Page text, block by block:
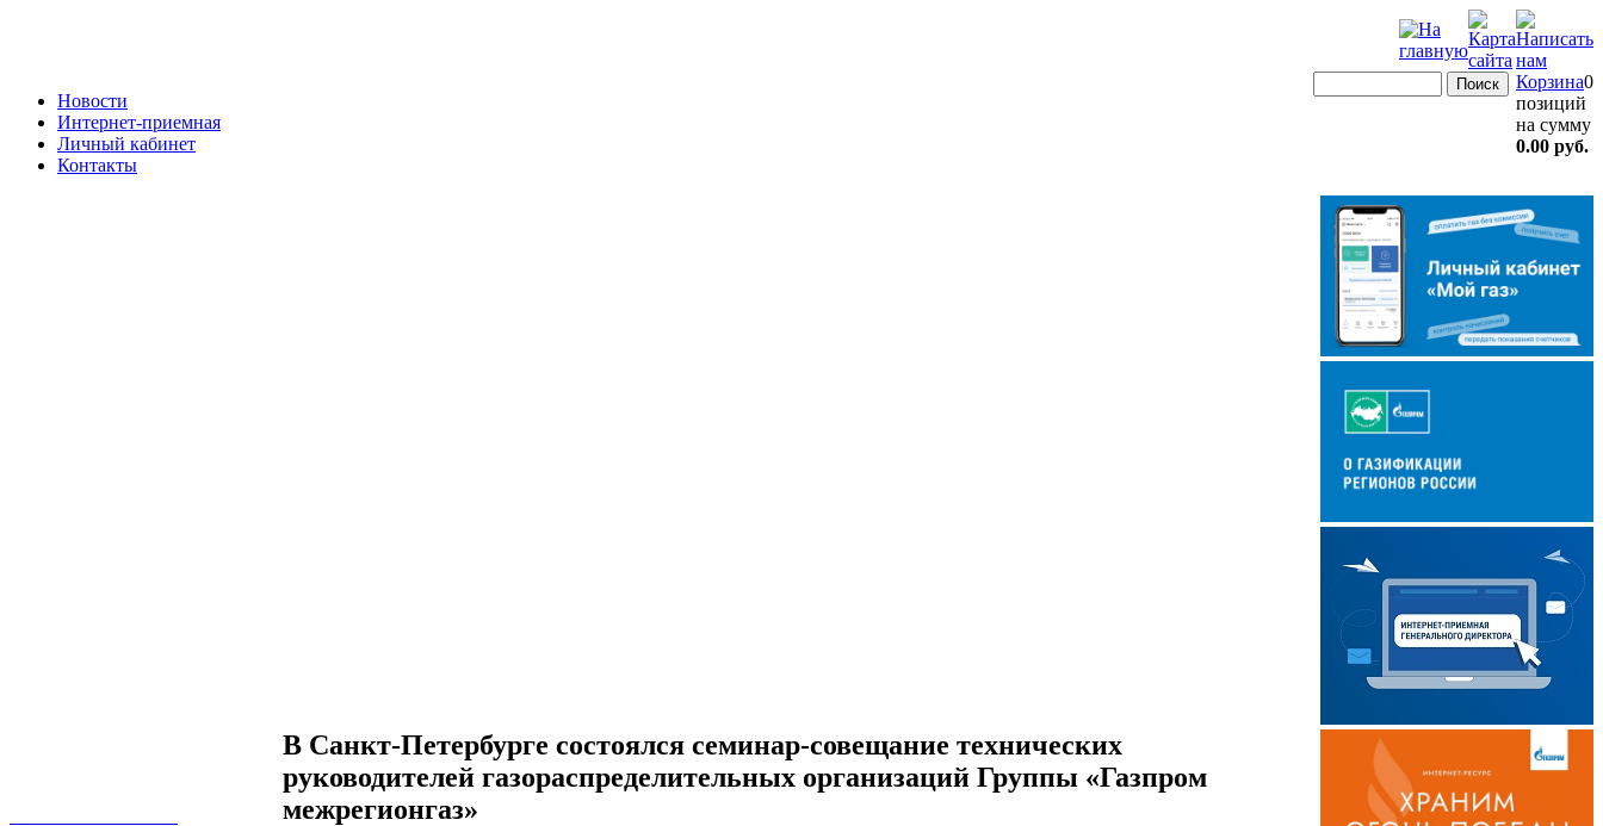
Новости
Интернет-приемная
Личный кабинет
Контакты
Корзина0
позиций
на сумму
0.00 руб.
В Санкт-Петербурге состоялся семинар-совещание технических
руководителей газораспределительных организаций Группы «Газпром
межрегионгаз»